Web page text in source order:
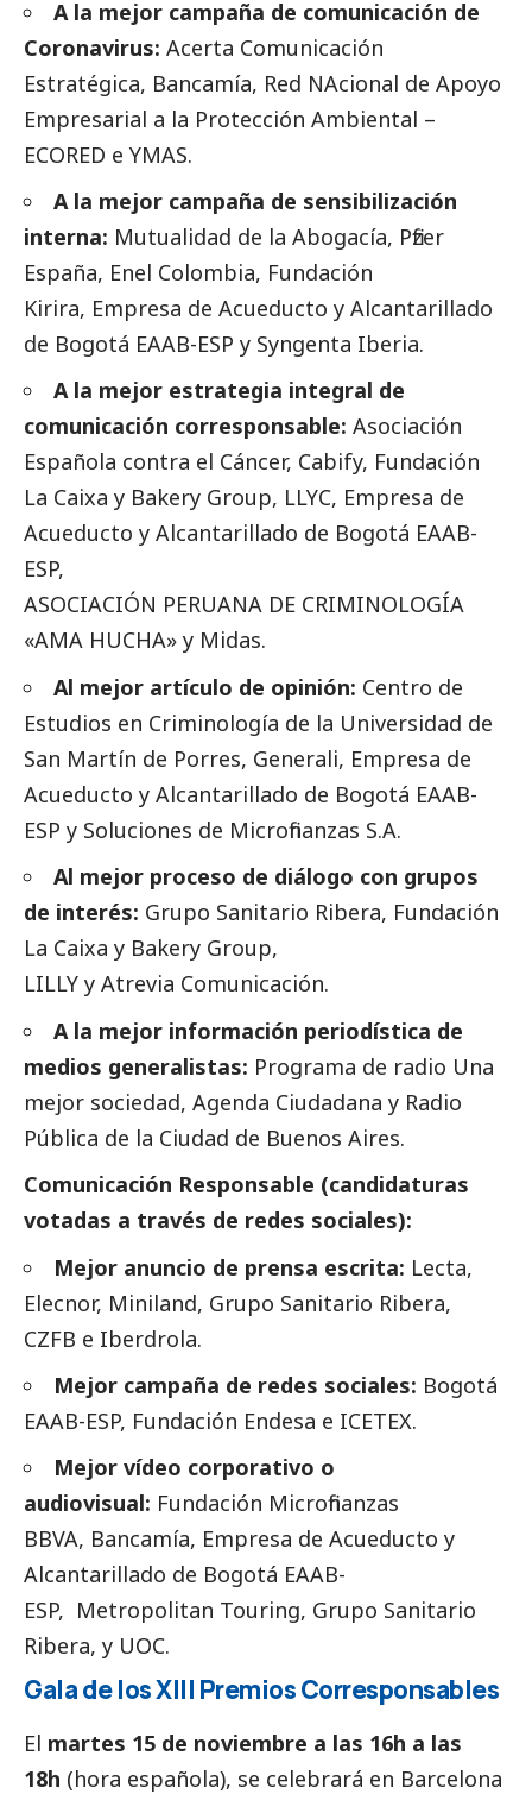
A la mejor campaña de comunicación de
Coronavirus: Acerta Comunicación
Estratégica, Bancamía, Red NAcional de Apoyo
Empresarial a la Protección Ambiental –
ECORED e YMAS.
A la mejor campaña de sensibilización
interna: Mutualidad de la Abogacía, Pfizer
España, Enel Colombia, Fundación
Kirira, Empresa de Acueducto y Alcantarillado
de Bogotá EAAB-ESP y Syngenta Iberia.
A la mejor estrategia integral de
comunicación corresponsable: Asociación
Española contra el Cáncer, Cabify, Fundación
La Caixa y Bakery Group, LLYC, Empresa de
Acueducto y Alcantarillado de Bogotá EAAB-
ESP,
ASOCIACIÓN PERUANA DE CRIMINOLOGÍA
«AMA HUCHA» y Midas.
Al mejor artículo de opinión: Centro de
Estudios en Criminología de la Universidad de
San Martín de Porres, Generali, Empresa de
Acueducto y Alcantarillado de Bogotá EAAB-
ESP y Soluciones de Microfinanzas S.A.
Al mejor proceso de diálogo con grupos
de interés: Grupo Sanitario Ribera, Fundación
La Caixa y Bakery Group,
LILLY y Atrevia Comunicación.
A la mejor información periodística de
medios generalistas: Programa de radio Una
mejor sociedad, Agenda Ciudadana y Radio
Pública de la Ciudad de Buenos Aires.
Comunicación Responsable (candidaturas
votadas a través de redes sociales):
Mejor anuncio de prensa escrita: Lecta,
Elecnor, Miniland, Grupo Sanitario Ribera,
CZFB e Iberdrola.
Mejor campaña de redes sociales: Bogotá
EAAB-ESP, Fundación Endesa e ICETEX.
Mejor vídeo corporativo o
audiovisual: Fundación Microfinanzas
BBVA, Bancamía, Empresa de Acueducto y
Alcantarillado de Bogotá EAAB-
ESP, Metropolitan Touring, Grupo Sanitario
Ribera, y UOC.
Gala de los XIII PremiosCorresponsables
El martes 15 de noviembre a las 16h a las
18h (hora española), se celebrará en Barcelona